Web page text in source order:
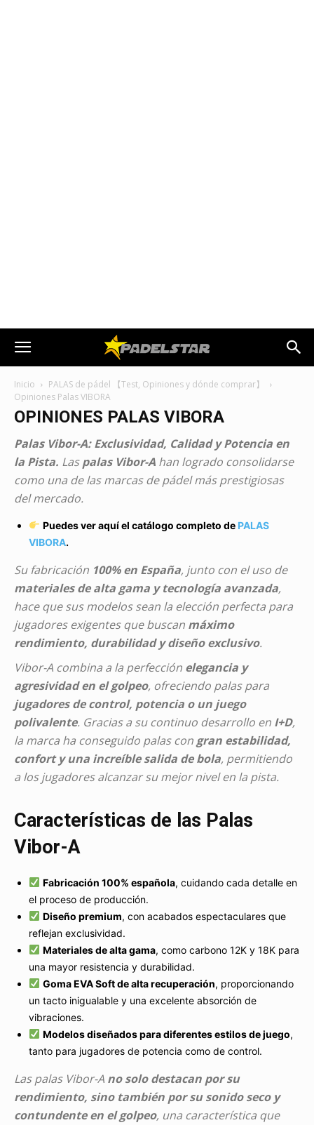
Inicio
PALAS de pádel 【Test, Opiniones y dónde comprar】
Opiniones Palas VIBORA
OPINIONES PALAS VIBORA
Palas Vibor-A: Exclusividad, Calidad y Potencia en
la Pista. Laspalas Vibor-A han logrado consolidarse
como una de las marcas de pádel más prestigiosas
del mercado.
Puedes ver aquí el catálogo completo de PALAS
VIBORA.
Su fabricación 100% en España, junto con el uso de
materiales de alta gama y tecnología avanzada,
hace que sus modelos sean la elección perfecta para
jugadores exigentes que buscan máximo
rendimiento, durabilidad y diseño exclusivo.
Vibor-A combina a la perfección elegancia y
agresividad en el golpeo, ofreciendo palas para
jugadores de control, potencia o un juego
polivalente. Gracias a su continuo desarrollo en I+D,
la marca ha conseguido palas con gran estabilidad,
confort y una increíble salida de bola, permitiendo
a los jugadores alcanzar su mejor nivel en la pista.
Características de las Palas
Vibor-A
Fabricación 100% española, cuidando cada detalle en
el proceso de producción.
Diseño premium, con acabados espectaculares que
reflejan exclusividad.
Materiales de alta gama, como carbono 12K y 18K para
una mayor resistencia y durabilidad.
Goma EVA Soft de alta recuperación, proporcionando
un tacto inigualable y una excelente absorción de
vibraciones.
Modelos diseñados para diferentes estilos de juego,
tanto para jugadores de potencia como de control.
Las palas Vibor-A no solo destacan por su
rendimiento, sino también por su sonido seco y
contundente en el golpeo, una característica que